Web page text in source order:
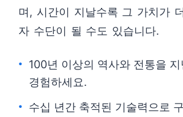
며, 시간이 지날수록 그 가치가
자 수단이 될 수도 있습니다.
100년 이상의 역사와 전통을
경험하세요.
수십 년간 축적된 기술력으로